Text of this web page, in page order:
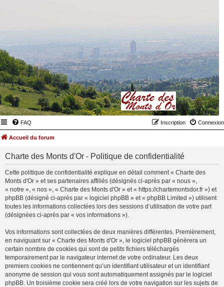
FAQ Connexion
Inscription
Accueil du forum
Charte des Monts d'Or - Politique de confidentialité
Cette politique de confidentialité explique en détail comment « Charte des
Monts d'Or » et ses partenaires affiliés (désignés ci-après par « nous »,
« notre », « nos », « Charte des Monts d'Or » et « https://chartemontsdor.fr ») et
phpBB (désigné ci-après par « logiciel phpBB » et « phpBB Limited ») utilisent
toutes les informations collectées lors des sessions d’utilisation de votre part
(désignées ci-après par « vos informations »).
Vos informations sont collectées de deux manières différentes. Premièrement,
en naviguant sur « Charte des Monts d'Or », le logiciel phpBB génèrera un
certain nombre de cookies qui sont de petits fichiers téléchargés
temporairement par le navigateur internet de votre ordinateur. Les deux
premiers cookies ne contiennent qu’un identifiant utilisateur et un identifiant
anonyme de session qui vous sont automatiquement assignés par le logiciel
phpBB. Un troisième cookie sera créé lors de votre navigation sur les sujets de